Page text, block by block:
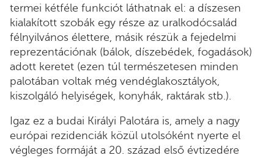
termei kétféle funkciót láthatnak el: a díszesen
kialakított szobák egy része az uralkodócsalád
félnyilvános élettere, másik részük a fejedelmi
reprezentációnak (bálok, díszebédek, fogadások)
adott keretet (ezen túl természetesen minden
palotában voltak még vendéglakosztályok,
kiszolgáló helyiségek, konyhák, raktárak stb.).
Igaz ez a budai Királyi Palotára is, amely a nagy
európai rezidenciák közül utolsóként nyerte el
végleges formáját a 20. század első évtizedére